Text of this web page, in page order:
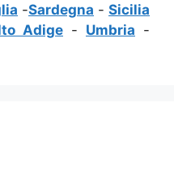
-Sardegna - Sicilia
Adige - Umbria -